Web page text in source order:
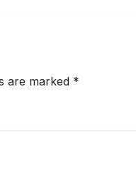
are marked *